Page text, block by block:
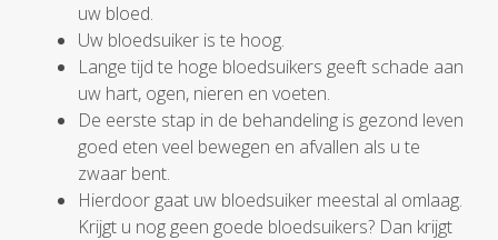
uw bloed.
Uw bloedsuiker is te hoog.
Lange tijd te hoge bloedsuikers geeft schade aan
uw hart, ogen, nieren en voeten.
De eerste stap in de behandeling is gezond leven
goed eten veel bewegen en afvallen als u te
zwaar bent.
Hierdoor gaat uw bloedsuiker meestal al omlaag.
Krijgt u nog geen goede bloedsuikers? Dan krijgt